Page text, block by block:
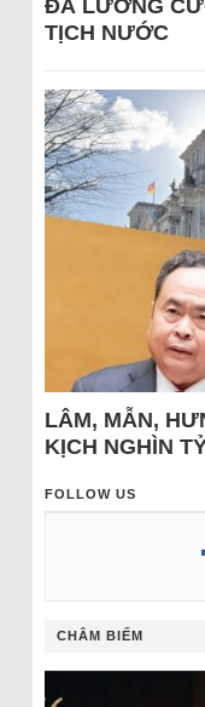
ĐÁ LƯƠNG
TỊCH NƯỚC
LÂM, MẪN,
KỊCH NGHÌN
FOLLOW US
CHÂM BIẾM